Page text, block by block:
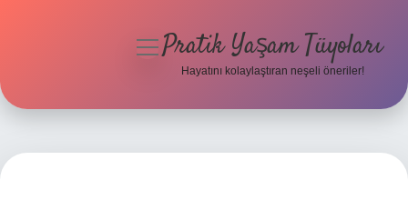
menüyü
Pratik Yaşam Tüyoları
Hayatını kolaylaştıran neşeli öneriler!